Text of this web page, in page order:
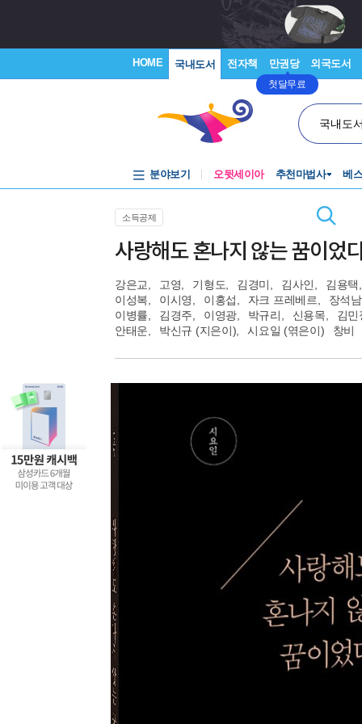
HOME 국내도서 전자책 만권당
첫달무료
외국도서
국내도
분야보기 오뒷세이아 추천마법사 베
소득공제
사랑해도 혼나지 않는 꿈이었
강은교 고영 기형도 김경미 김사인 김용택
이성복
이시영 이홍섭 자크 프레베르 장석남
이병률
김경주 이영광, 박규리 신용목
김민
안태운
박신규 (지은이), 시요일 (엮은이) 창비